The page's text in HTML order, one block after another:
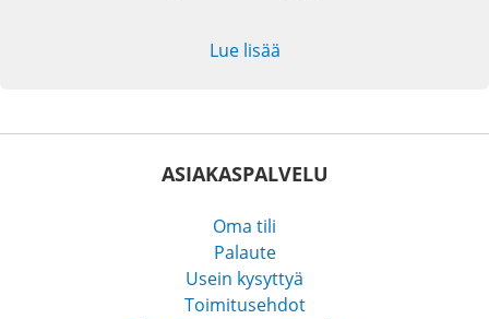
Lue lisää
ASIAKASPALVELU
Oma tili
Palaute
Usein kysyttyä
Toimitusehdot